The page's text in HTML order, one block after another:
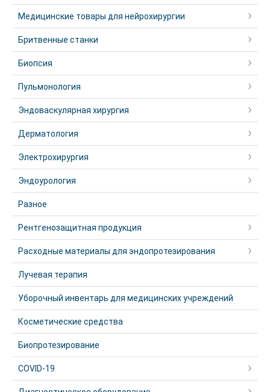
Медицинские товары для нейрохирургии
Бритвенные станки
Биопсия
Пульмонология
Эндоваскулярная хирургия
Дерматология
Электрохирургия
Эндоурология
Разное
Рентгенозащитная продукция
Расходные материалы для эндопротезирования
Лучевая терапия
Уборочный инвентарь для медицинских учреждений
Косметические средства
Биопротезирование
COVID-19